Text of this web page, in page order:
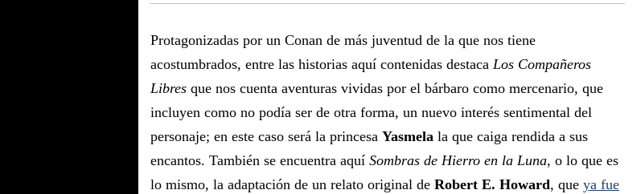
Protagonizadas por un Conan de más juventud de la que nos tiene
acostumbrados, entre las historias aquí contenidas destaca Los Compañeros
Libres que nos cuenta aventuras vividas por el bárbaro como mercenario, que
incluyen como no podía ser de otra forma, un nuevo interés sentimental del
personaje; en este caso será la princesa Yasmela la que caiga rendida a sus
encantos. También se encuentra aquí Sombras de Hierro en la Luna, o lo que es
lo mismo, la adaptación de un relato original de Robert E. Howard, que ya fue